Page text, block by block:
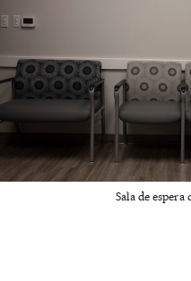
Sala de